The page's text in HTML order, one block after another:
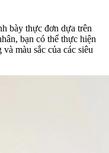
bày thực đơn dựa trên
bạn có thể thực hiện
màu sắc của các siêu